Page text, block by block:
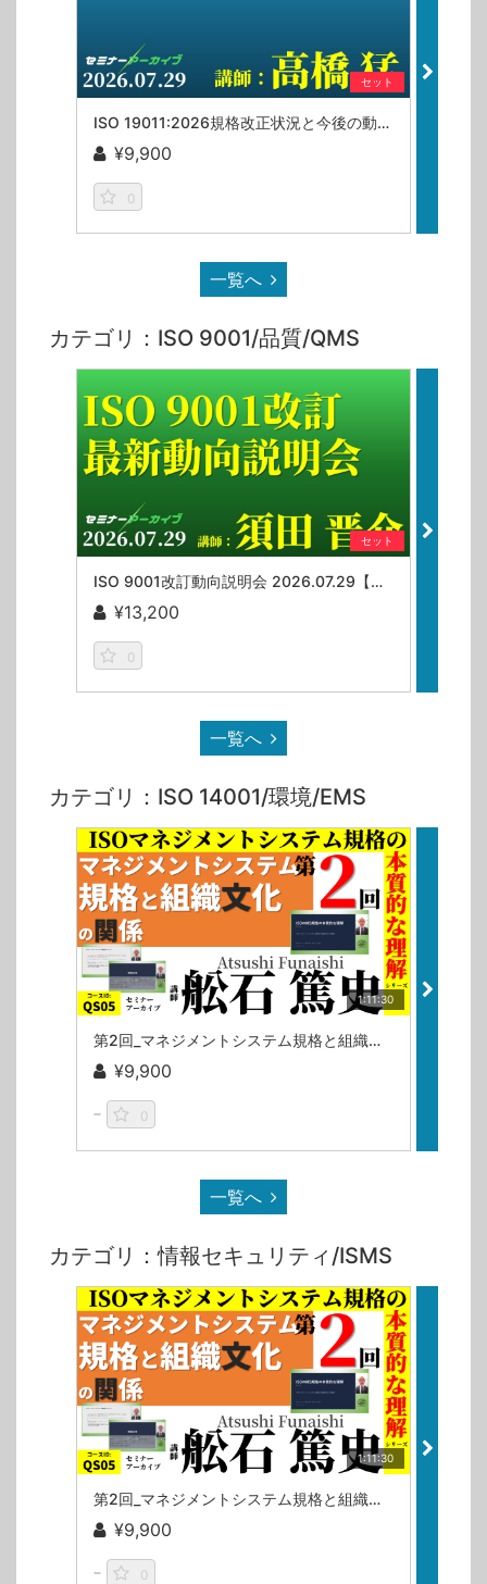
セット
ISO 19011:2026規格改正状況と今後の動向／高橋猛【セミナーアーカイブ】
¥9,900
0
一覧へ
カテゴリ：ISO 9001/品質/QMS
セット
ISO 9001改訂動向説明会 2026.07.29【セミナーアーカイブ】
¥13,200
0
一覧へ
カテゴリ：ISO 14001/環境/EMS
1:11:30
第2回_マネジメントシステム規格と組織文化の関係（ISOマネジメントシステム規格の本質的な理解シリーズ）/舩石篤史
¥9,900
0
一覧へ
カテゴリ：情報セキュリティ/ISMS
1:11:30
第2回_マネジメントシステム規格と組織文化の関係（ISOマネジメントシステム規格の本質的な理解シリーズ）/舩石篤史
¥9,900
0